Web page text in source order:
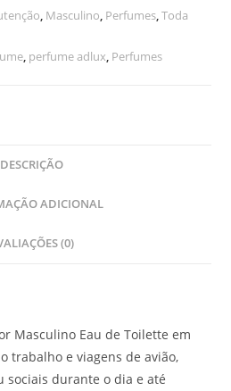
, Masculino, Perfumes,Toda
, perfume adlux, Perfumes
DESCRIÇÃO
ADICIONAL
(0)
Masculino Eau de Toilette em
trabalho e viagens de avião,
sociais durante o dia e até